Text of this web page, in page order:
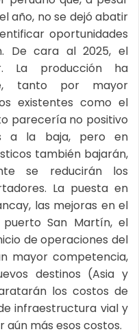
año, no se dejó abatir
oportunidades
De cara al 2025, el
La producción ha
tanto por mayor
existentes como el
parecería no positivo
a la baja, pero en
también bajarán,
se reducirán los
La puesta en
las mejoras en el
puerto San Martín, el
de operaciones del
mayor competencia,
destinos (Asia y
los costos de
infraestructura vial y
más esos costos.